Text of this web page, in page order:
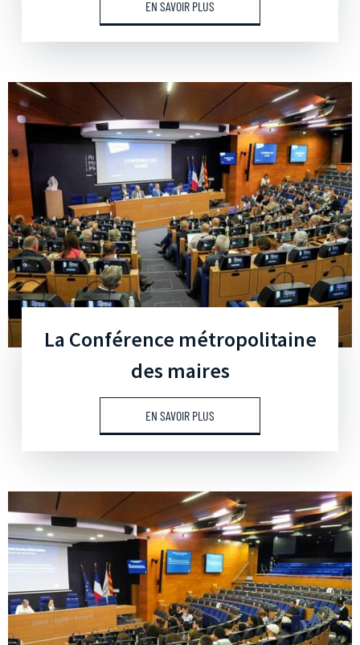
EN SAVOIR PLUS
La Conférence métropolitaine
des maires
EN SAVOIR PLUS